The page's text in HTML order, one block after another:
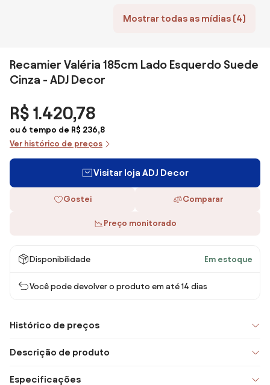
Mostrar todas as mídias (4)
Recamier Valéria 185cm Lado Esquerdo Suede
Cinza - ADJ Decor
R$ 1.420,78
ou 6 tempo de R$ 236,8
Ver histórico de preços
Visitar loja ADJ Decor
Gostei Comparar
Preço monitorado
Disponibilidade Em estoque
Você pode devolver o produto em até 14 dias
Histórico de preços
Descrição de produto
Especificações